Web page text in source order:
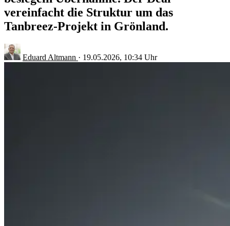
vereinfacht die Struktur um das
Tanbreez-Projekt in Grönland.
Eduard Altmann · 19.05.2026, 10:34 Uhr